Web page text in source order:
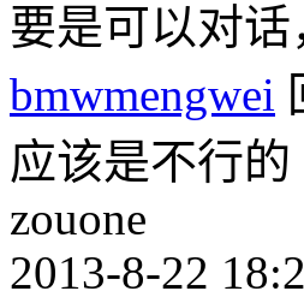
要是可以对
bmwmengwei
应该是不行的
zouone
2013-8-22